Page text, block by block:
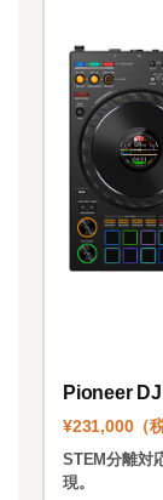
Pioneer
¥231,000（税
STEM分離対
現。